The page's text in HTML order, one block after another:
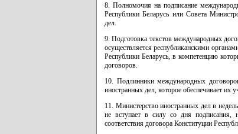
8. Полномочия на подписание
Республики Беларусь или Совета
дел.
9. Подготовка текстов международных
осуществляется республиканскими
Республики Беларусь, в компетенцию
договоров.
10. Подлинники международных
иностранных дел, которое обеспечивает их
11. Министерство иностранных дел в
не вступает в силу со дня подписания,
соответствия договора Конституции